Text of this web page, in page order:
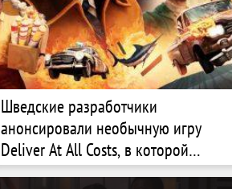
Шведские разработчики
анонсировали необычную игру
Deliver At All Costs, в которой
предстоит доставлять грузы самыми